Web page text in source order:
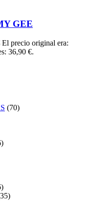
GEE
El precio original era:
36,90 €.
(70)